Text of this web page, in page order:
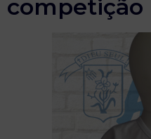
competição